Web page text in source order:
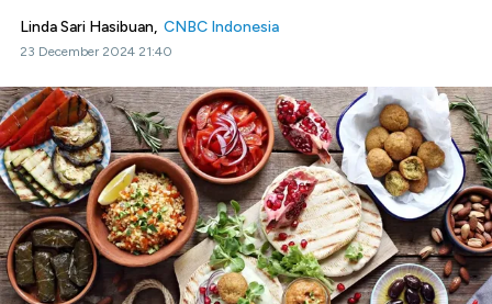
Linda Sari Hasibuan, CNBC Indonesia
23 December 2024 21:40